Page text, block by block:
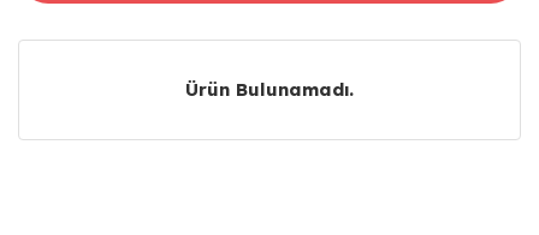
Ürün Bulunamadı.